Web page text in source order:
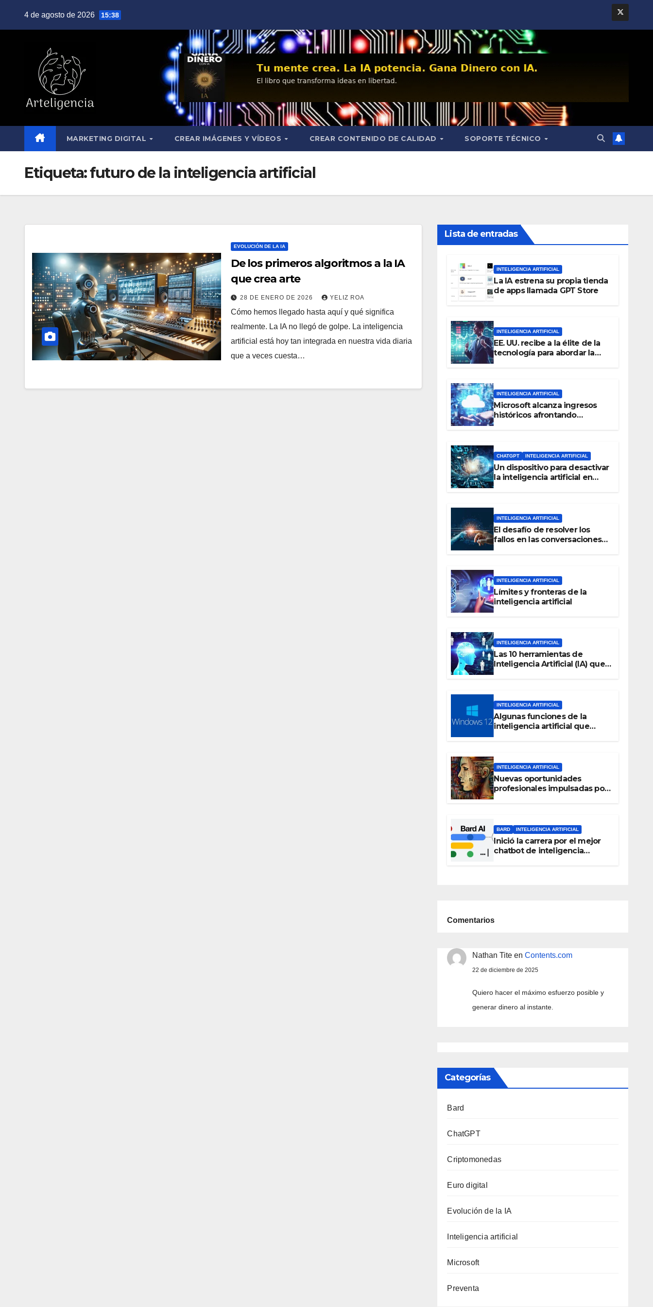
4 de agosto de 2026 15:38
MARKETING DIGITAL CREAR IMÁGENES Y VÍDEOS CREAR CONTENIDO DE CALIDAD SOPORTE TÉCNICO
Etiqueta:futuro de la inteligencia artificial
EVOLUCIÓN DE LA IA
De los primeros algoritmos a la IA
que crea arte
28 DE ENERO DE 2026 YELIZ ROA
Cómo hemos llegado hasta aquí y qué significa
realmente. La IA no llegó de golpe. La inteligencia
artificial está hoy tan integrada en nuestra vida diaria
que a veces cuesta…
Lista de entradas
INTELIGENCIA ARTIFICIAL
La IA estrena su propia tienda
de apps llamada GPT Store
INTELIGENCIA ARTIFICIAL
EE. UU. recibe a la élite de la
tecnología para abordar la
INTELIGENCIA ARTIFICIAL
Microsoft alcanza ingresos
históricos afrontando
CHATGPT INTELIGENCIA ARTIFICIAL
Un dispositivo para desactivar
la inteligencia artificial en
INTELIGENCIA ARTIFICIAL
El desafío de resolver los
fallos en las conversaciones
INTELIGENCIA ARTIFICIAL
Límites y fronteras de la
inteligencia artificial
INTELIGENCIA ARTIFICIAL
Las 10 herramientas de
Inteligencia Artificial (IA) que
INTELIGENCIA ARTIFICIAL
Algunas funciones de la
inteligencia artificial que
INTELIGENCIA ARTIFICIAL
Nuevas oportunidades
profesionales impulsadas por
BARD INTELIGENCIA ARTIFICIAL
Inició la carrera por el mejor
chatbot de inteligencia
Comentarios
Nathan Tite enContents.com
22 de diciembre de 2025
Quiero hacer el máximo esfuerzo posible y
generar dinero al instante.
Categorías
Bard
ChatGPT
Criptomonedas
Euro digital
Evolución de la IA
Inteligencia artificial
Microsoft
Preventa